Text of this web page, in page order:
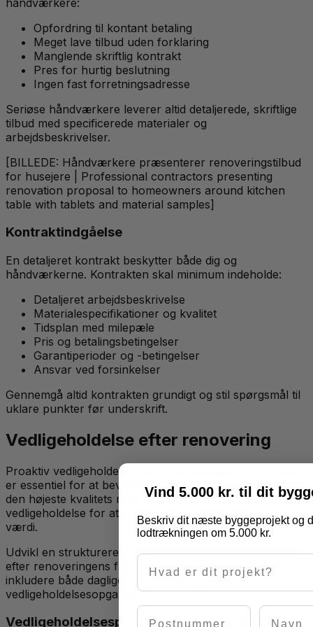
Opfordring til kontant betaling
Meget lave tilbud uden forklaring
Manglende skriftlig kontrakt
Pres for hurtig beslutning
Ingen fast forretningsadresse
Seriøse håndværkere leverer altid detaljerede, skriftlige
tilbud med specificerede materialer og
arbejdsbeskrivelser.
[BILLEDE: Håndværkere præsenterer renoveringstilbud
for husejere | Professional contractors presenting
renovation proposal to homeowners around kitchen
table with tablets and material samples]
Kontraktindgåelse
En detaljeret kontrakt beskytter både dig og
håndværkerne. Kontrakten skal minimum indeholde:
Detaljeret arbejdsbeskrivelse
Materialespecifikationer og kvalitet
Tidsplan med milepæle
Pris og betalingsbetingelser
Garantiperioder og -betingelser
Ansvar ved forsinkelser
Gennemgå altid kontrakten grundigt og stil spørgsmål til
uklare punkter før underskrift.
Vedligeholdelse efter renovering
Proaktiv vedligeholdelse efter værdistigning renovering
er essentiel for at bevare værdiøgningen langvarigt. Selv
den højeste kvalitets renovation kræver regelmæssig
vedligeholdelse for at opretholde optimal tilstand og
værdi.
Udvikl en struktureret vedligeholdelsesplan umiddelbart
efter renoveringens færdiggørelse. Denne plan skal
inkludere både daglige, månedlige og årlige
vedligeholdelsesopgaver.
Vedligeholdelsesplan efter renovering:
Vind 5.000 kr. til dit
Beskriv dit næste byggeprojekt og
lodtrækningen om 5.000 kr.
Hvad er dit projekt?
Postnummer Navn